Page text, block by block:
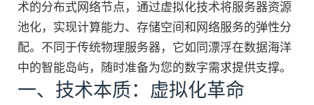
术的分布式网络节点，通过虚拟化技术将服务器资源
池化，实现计算能力、存储空间和网络服务的弹性分
配。不同于传统物理服务器，它如同漂浮在数据海洋
中的智能岛屿，随时准备为您的数字需求提供支撑。
一、技术本质：虚拟化革命